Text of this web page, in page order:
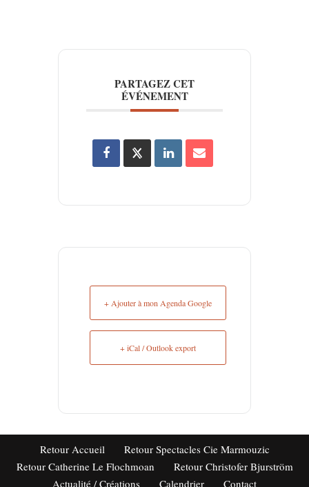
PARTAGEZ CET
ÉVÉNEMENT
+ Ajouter à mon Agenda Google
+ iCal / Outlook export
Retour Accueil
Retour Spectacles Cie Marmouzic
Retour Catherine Le Flochmoan
Retour Christofer Bjurström
Actualité / Créations
Calendrier Contact